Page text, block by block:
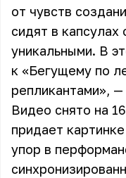
от чувств
сидят в капсулах
уникальными. В
к «Бегущему по
репликантами»,
Видео снято на
придает
упор в